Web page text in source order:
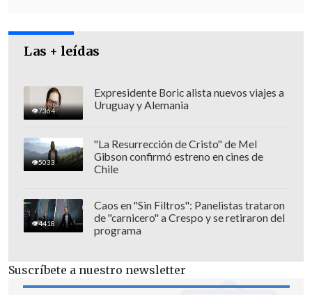
En tanto,la venta general iniciará al
mediodía del miércoles 10 de junio
mediante el mismo sistema.
Las + leídas
7364
Expresidente Boric alista nuevos viajes a
Uruguay y Alemania
5033
"La Resurrección de Cristo" de Mel
Gibson confirmó estreno en cines de
Chile
4418
Caos en "Sin Filtros": Panelistas trataron
de "carnicero" a Crespo y se retiraron del
programa
Suscríbete a nuestro newsletter